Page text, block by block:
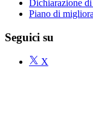
Dichiarazione di
Piano di
Seguici su
X